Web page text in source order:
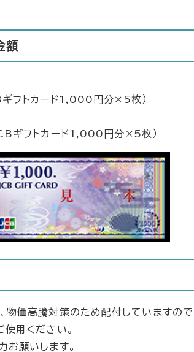
額
フトカード1,000円分×5枚）
ギフトカード1,000円分×5枚）
物価高騰対策のため配付していますので
用ください。
お願いします。